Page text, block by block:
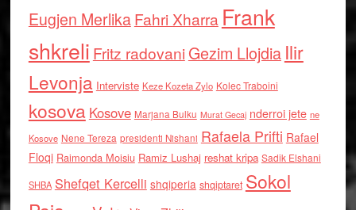
Eugjen MerlikaFahri Xharra Frank
shkreli Fritz radovaniGezim Llojdia Ilir
Levonja Interviste Keze Kozeta Zylo Kolec Traboini
kosova Kosove Marjana Bulku Murat Gecaj nderroi jete ne
Kosove Nene Tereza presidenti Nishani Rafaela Prifti Rafael
Floqi Raimonda Moisiu Ramiz Lushaj reshat kripa Sadik Elshani
SHBA Shefqet Kercelli shqiperia shqiptaret Sokol